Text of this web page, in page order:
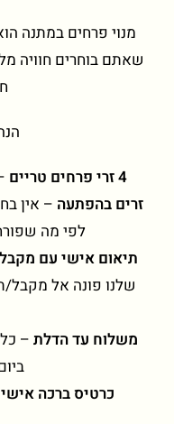
מנוי פרחים במתנה
שאתם בוחרים חוויה
4 זרי פרחים טריים
זרים בהפתעה – אין
לפי מה
תיאום אישי עם
שלנו פונה אל מקבל/
משלוח עד הדלת–
כרטיס ברכה אישי